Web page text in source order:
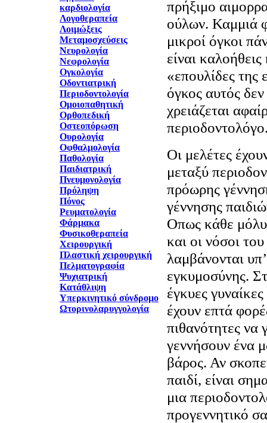
καρδιολογία
Λογοθεραπεία
Λοιμώξεις
Μεταμοσχεύσεις
Νευρολογία
Νεφρολογία
Ογκολογία
Οδοντιατρική
Περιοδοντολογία
Ομοιοπαθητική
Ορθοπεδική
Οστεοπόρωση
Ουρολογία
Οφθαλμολογία
Παθολογία
Παιδιατρική
Πνευμονολογία
Πρόληψη
Πόνος
Ρευματολογία
Φάρμακα
Φυσικοθεραπεία
Χειρουργική
Πλαστική χειρουργική
Πελματογραφία
Ψυχιατρική
Κατάθλιψη
Υπερκινητικό σύνδρομο
Ωτορινολαρυγγολογία
πρήξιμο
ούλων. Καμμιά
μικροί όγκοι
είναι
«επουλίδες
όγκος αυτός
χρειάζεται
Οι μελέτες
μεταξύ
πρόωρης
γέννησης
Οπως κάθε
και οι νόσοι
λαμβάνονται
εγκυμοσύνης.
έγκυες
έχουν επτά
πιθανότητες
γεννήσουν ένα
βάρος. Αν
παιδί, είναι
μια
προγεννητικό